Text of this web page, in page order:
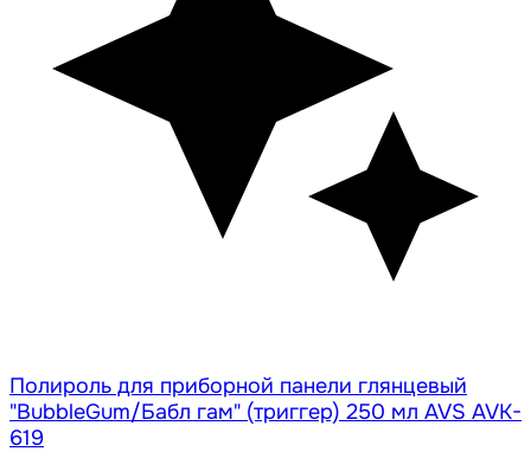
Полироль для приборной панели глянцевый
"BubbleGum/Бабл гам" (триггер) 250 мл AVS AVK-
619